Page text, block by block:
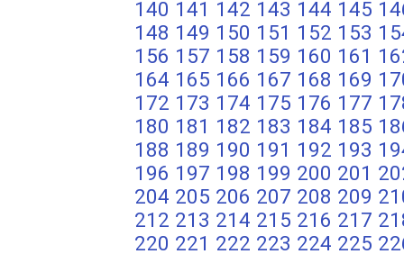
140 141 142 143 144 145
148 149 150 151 152 153
156 157 158 159 160 161
164 165 166 167 168 169
172 173 174 175 176 177
180 181 182 183 184 185
188 189 190 191 192 193
196 197 198 199 200 201
204 205 206 207 208 209
212 213 214 215 216 217
220 221 222 223 224 225